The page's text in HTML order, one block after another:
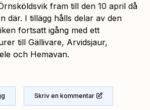
fram till den 10 april då
där. I tillägg hålls delar av den
fortsatt igång med ett
till Gällivare, Arvidsjaur,
och Hemavan.
Skriv en kommentar